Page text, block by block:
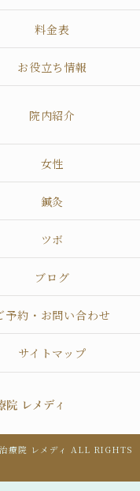
料金表
お役立ち情報
院内紹介
女性
鍼灸
ツボ
ブログ
予約・お問い合わせ
サイトマップ
療院 レメディ ALL RIGHTS